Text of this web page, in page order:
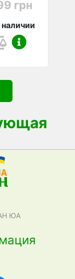
грн
ЮА